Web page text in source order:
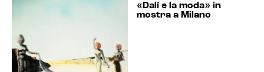
«Dalí e la moda» in
mostra a Milano